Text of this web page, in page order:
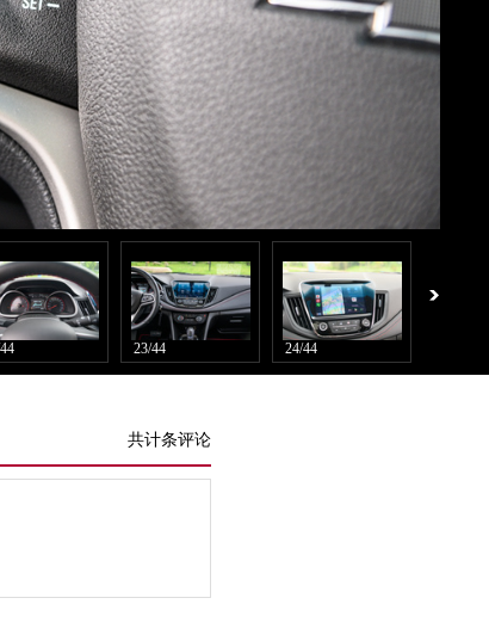
23/44 24/44
共计条评论